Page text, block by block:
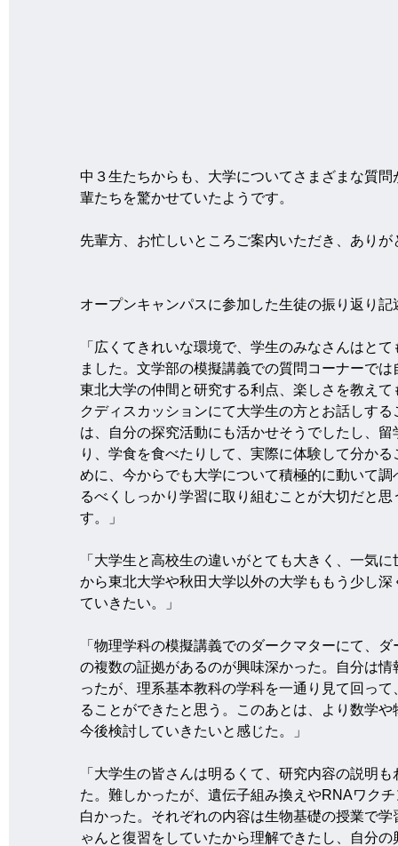
中３生たちからも、大学についてさまざまな質
輩たちを驚かせていたようです。
先輩方、お忙しいところご案内いただき、あり
オープンキャンパスに参加した生徒の振り返り
「広くてきれいな環境で、学生のみなさんはと
ました。文学部の模擬講義での質問コーナーで
東北大学の仲間と研究する利点、楽しさを教え
クディスカッションにて大学生の方とお話しす
は、自分の探究活動にも活かせそうでしたし、
り、学食を食べたりして、実際に体験して分か
めに、今からでも大学について積極的に動いて
るべくしっかり学習に取り組むことが大切だと
す。」
「大学生と高校生の違いがとても大きく、一気
から東北大学や秋田大学以外の大学ももう少し
ていきたい。」
「物理学科の模擬講義でのダークマターにて、
の複数の証拠があるのが興味深かった。自分は
ったが、理系基本教科の学科を一通り見て回っ
ることができたと思う。このあとは、より数学
今後検討していきたいと感じた。」
「大学生の皆さんは明るくて、研究内容の説明
た。難しかったが、遺伝子組み換えやRNAワク
白かった。それぞれの内容は生物基礎の授業で
ゃんと復習をしていたから理解できたし、自分